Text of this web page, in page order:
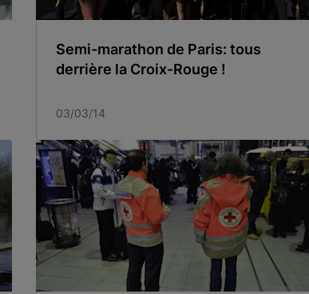
Semi-marathon de Paris: tous
derrière la Croix-Rouge !
03/03/14